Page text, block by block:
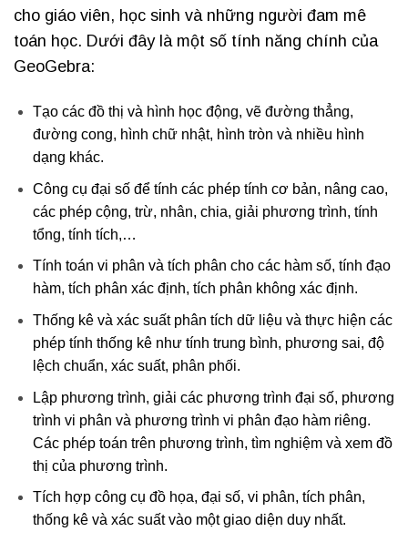
cho giáo viên, học sinh và những người đam mê
toán học. Dưới đây là một số tính năng chính của
GeoGebra:
Tạo các đồ thị và hình học động, vẽ đường thẳng,
đường cong, hình chữ nhật, hình tròn và nhiều hình
dạng khác.
Công cụ đại số để tính các phép tính cơ bản, nâng cao,
các phép cộng, trừ, nhân, chia, giải phương trình, tính
tổng, tính tích,…
Tính toán vi phân và tích phân cho các hàm số, tính đạo
hàm, tích phân xác định, tích phân không xác định.
Thống kê và xác suất phân tích dữ liệu và thực hiện các
phép tính thống kê như tính trung bình, phương sai, độ
lệch chuẩn, xác suất, phân phối.
Lập phương trình, giải các phương trình đại số, phương
trình vi phân và phương trình vi phân đạo hàm riêng.
Các phép toán trên phương trình, tìm nghiệm và xem đồ
thị của phương trình.
Tích hợp công cụ đồ họa, đại số, vi phân, tích phân,
thống kê và xác suất vào một giao diện duy nhất.